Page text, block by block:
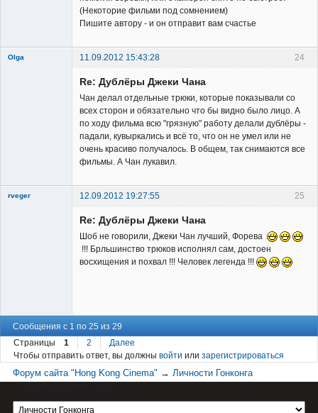
(Некоторие фильми под сомнением)
Пишите автору - и он отправит вам счастье
24
Olga 11.09.2012 15:43:28
Re: Дублёры Джеки Чана
Чан делал отдельные трюки, которые показывали со
всех сторон и обязательно что бы видно было лицо. А
по ходу фильма всю "грязную" работу делали дублёры -
падали, кувыркались и всё то, что он не умел или не
очень красиво получалось. В общем, так снимаются все
фильмы. А Чан лукавил.
25
rveger 12.09.2012 19:27:55
Re: Дублёры Джеки Чана
Шоб не говорили, Джеки Чан лучший, Форева
!!! Брльшинство трюков исполнял сам, достоен
восхищения и похвал !!! Человек легенда !!!
Сообщения с 1 по 25 из 29
Страницы
1 2
Далее
Чтобы отправить ответ, вы должны войти или зарегистрироваться
Форум сайта "Hong Kong Cinema" →Личности Гонконга
Материал сайта hkcinema.ru защищен